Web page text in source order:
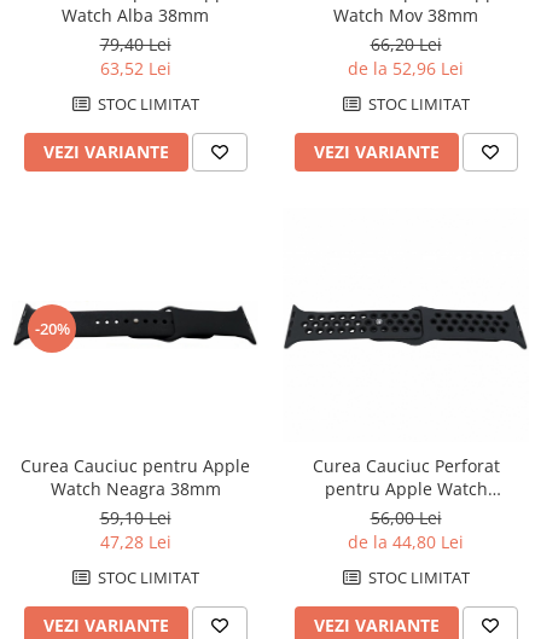
Ceasuri Daniel Klein
Ceasuri Lorus
Ceasuri Q&Q
Unisex
Pensete
Scule de Mana
Turnare, Lipire, Finisare
Scule Speciale
Suporti de Lucru
Surubelnite fine
Truse / Kituri Ceasornicar
Watch Alba 38mm
79,40 Lei
63,52 Lei
STOC LIMITAT
VEZI VARIANTE
Watch Mov 38mm
66,20 Lei
de la 52,96 Lei
STOC LIMITAT
VEZI VARIANTE
-20%
Curea Cauciuc pentru Apple
Watch Neagra 38mm
59,10 Lei
47,28 Lei
STOC LIMITAT
VEZI VARIANTE
Curea Cauciuc Perforat
pentru Apple Watch
Gri/Negru 42mm
56,00 Lei
de la 44,80 Lei
STOC LIMITAT
VEZI VARIANTE